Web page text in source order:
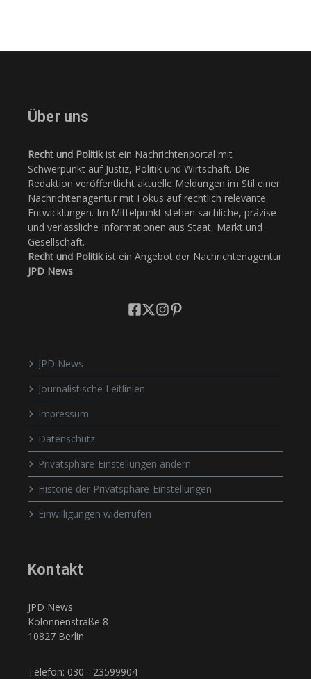
Über uns
Recht und Politikist ein Nachrichtenportal mit
Schwerpunkt auf Justiz, Politik und Wirtschaft. Die
Redaktion veröffentlicht aktuelle Meldungen im Stil einer
Nachrichtenagentur mit Fokus auf rechtlich relevante
Entwicklungen. Im Mittelpunkt stehen sachliche, präzise
und verlässliche Informationen aus Staat, Markt und
Gesellschaft.
Recht und Politikist ein Angebot der Nachrichtenagentur
JPD News.
JPD News
Journalistische Leitlinien
Impressum
Datenschutz
Privatsphäre-Einstellungen ändern
Historie der Privatsphäre-Einstellungen
Einwilligungen widerrufen
Kontakt
JPD News
Kolonnenstraße 8
10827 Berlin
Telefon: 030 - 23599904